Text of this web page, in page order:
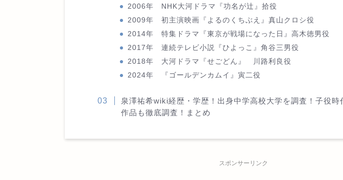
2006年 NHK大河ドラマ『功名が辻』拾役
2009年 初主演映画『よるのくちぶえ』真山クロシ役
2014年 特集ドラマ『東京が戦場になった日』高木徳男役
2017年 連続テレビ小説『ひよっこ』角谷三男役
2018年 大河ドラマ『せごどん』 川路利良役
2024年 『ゴールデンカムイ』寅二役
泉澤祐希wiki経歴・学歴！出身中学高校大学を調査！子役時
作品も徹底調査！まとめ
スポンサーリンク